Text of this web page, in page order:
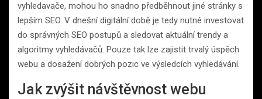
vyhledavače, mohou ho snadno předběhnout jiné stránky s
lepším SEO. V dnešní digitální době je tedy nutné investovat
do správných SEO postupů a sledovat aktuální trendy a
algoritmy vyhledávačů. Pouze tak lze zajistit trvalý úspěch
webu a dosažení dobrých pozic ve výsledcích vyhledávání.
Jak zvýšit návštěvnost webu